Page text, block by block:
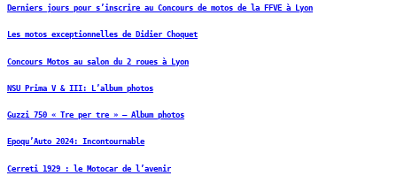
Derniers jours pour s’inscrire au Concours de motos de la FFVE à Lyon
Les motos exceptionnelles de Didier Choquet
Concours Motos au salon du 2 roues à Lyon
NSU Prima V & III: L’album photos
Guzzi 750 « Tre per tre » – Album photos
Epoqu’Auto 2024: Incontournable
Cerreti 1929 : le Motocar de l’avenir